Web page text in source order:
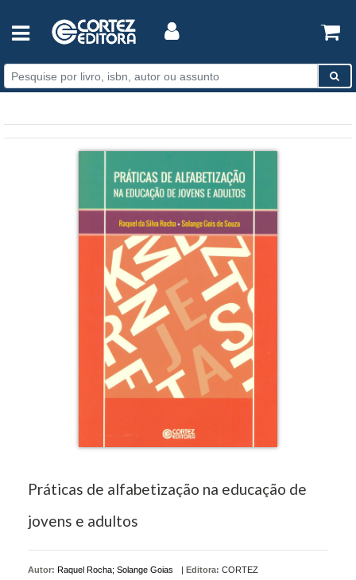
Práticas de alfabetização na educação de
jovens e adultos
Autor: Raquel Rocha; Solange Goias | Editora: CORTEZ